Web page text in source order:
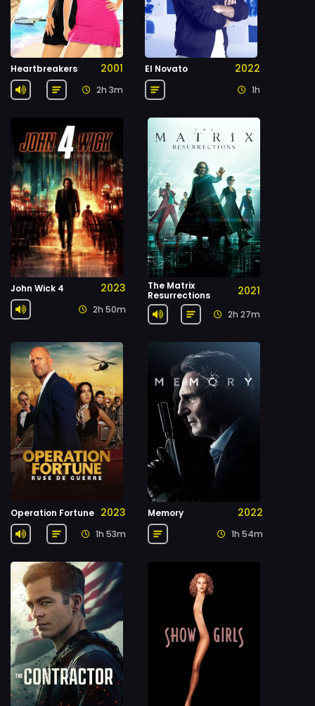
Heartbreakers 2001
2h 3m
El Novato 2022
1h
John Wick 4 2023
2h 50m
The Matrix
Resurrections
2021
2h 27m
Operation Fortune 2023
1h 53m
Memory 2022
1h 54m